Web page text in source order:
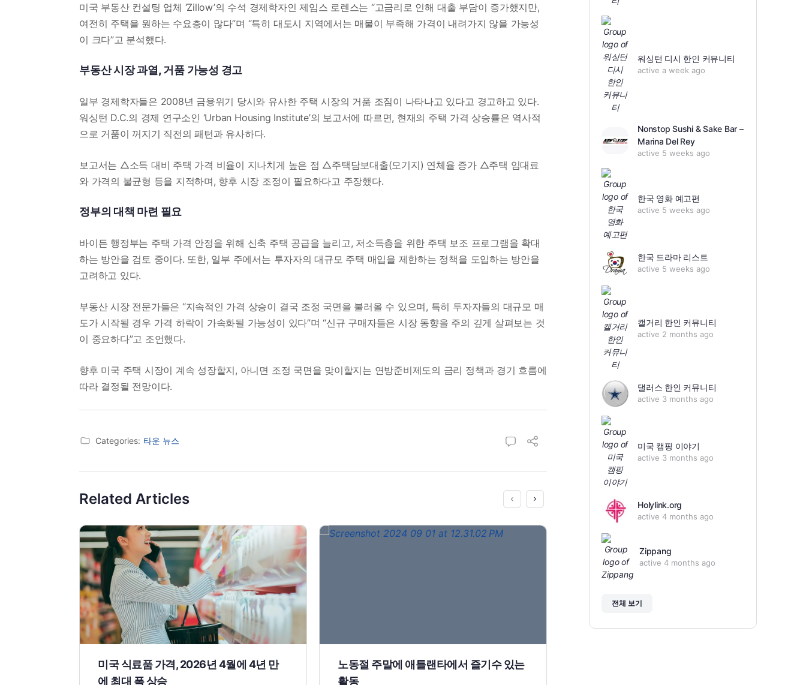
미국 부동산 컨설팅 업체 ‘Zillow’의 수석 경제학자인 제임스 로렌스는 “고금리로 인해 대출 부담이 증가했지만,
여전히 주택을 원하는 수요층이 많다”며 “특히 대도시 지역에서는 매물이 부족해 가격이 내려가지 않을 가능성
이 크다”고 분석했다.
부동산 시장 과열, 거품 가능성 경고
일부 경제학자들은 2008년 금융위기 당시와 유사한 주택 시장의 거품 조짐이 나타나고 있다고 경고하고 있다.
워싱턴 D.C.의 경제 연구소인 ‘Urban Housing Institute’의 보고서에 따르면, 현재의 주택 가격 상승률은 역사적
으로 거품이 꺼지기 직전의 패턴과 유사하다.
보고서는 △소득 대비 주택 가격 비율이 지나치게 높은 점 △주택담보대출(모기지) 연체율 증가 △주택 임대료
와 가격의 불균형 등을 지적하며, 향후 시장 조정이 필요하다고 주장했다.
정부의 대책 마련 필요
바이든 행정부는 주택 가격 안정을 위해 신축 주택 공급을 늘리고, 저소득층을 위한 주택 보조 프로그램을 확대
하는 방안을 검토 중이다. 또한, 일부 주에서는 투자자의 대규모 주택 매입을 제한하는 정책을 도입하는 방안을
고려하고 있다.
부동산 시장 전문가들은 “지속적인 가격 상승이 결국 조정 국면을 불러올 수 있으며, 특히 투자자들의 대규모 매
도가 시작될 경우 가격 하락이 가속화될 가능성이 있다”며 “신규 구매자들은 시장 동향을 주의 깊게 살펴보는 것
이 중요하다”고 조언했다.
향후 미국 주택 시장이 계속 성장할지, 아니면 조정 국면을 맞이할지는 연방준비제도의 금리 정책과 경기 흐름에
따라 결정될 전망이다.
Categories: 타운 뉴스
Related Articles
미국 식료품 가격, 2026년 4월에 4년 만
에 최대 폭 상승
노동절 주말에 애틀랜타에서 즐기수 있는
활동
워싱턴 디시 한인 커뮤니티
active a week ago
Nonstop Sushi & Sake Bar –
Marina Del Rey
active 5 weeks ago
한국 영화 예고편
active 5 weeks ago
한국 드라마 리스트
active 5 weeks ago
캘거리 한인 커뮤니티
active 2 months ago
댈러스 한인 커뮤니티
active 3 months ago
미국 캠핑 이야기
active 3 months ago
Holylink.org
active 4 months ago
Zippang
active 4 months ago
전체 보기